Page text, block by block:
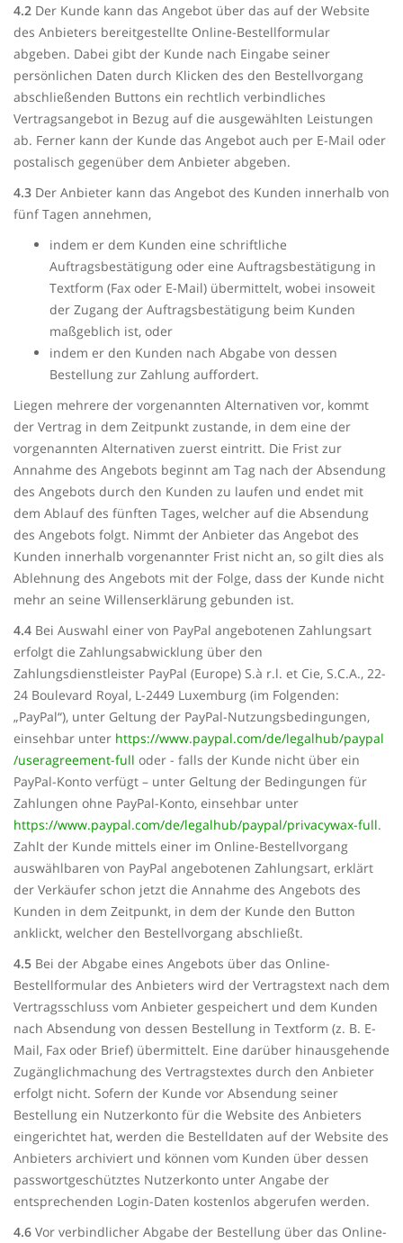
4.2 Der Kunde kann das Angebot über das auf der Website
des Anbieters bereitgestellte Online-Bestellformular
abgeben. Dabei gibt der Kunde nach Eingabe seiner
persönlichen Daten durch Klicken des den Bestellvorgang
abschließenden Buttons ein rechtlich verbindliches
Vertragsangebot in Bezug auf die ausgewählten Leistungen
ab. Ferner kann der Kunde das Angebot auch per E-Mail oder
postalisch gegenüber dem Anbieter abgeben.
4.3 Der Anbieter kann das Angebot des Kunden innerhalb von
fünf Tagen annehmen,
indem er dem Kunden eine schriftliche
Auftragsbestätigung oder eine Auftragsbestätigung in
Textform (Fax oder E-Mail) übermittelt, wobei insoweit
der Zugang der Auftragsbestätigung beim Kunden
maßgeblich ist, oder
indem er den Kunden nach Abgabe von dessen
Bestellung zur Zahlung auffordert.
Liegen mehrere der vorgenannten Alternativen vor, kommt
der Vertrag in dem Zeitpunkt zustande, in dem eine der
vorgenannten Alternativen zuerst eintritt. Die Frist zur
Annahme des Angebots beginnt am Tag nach der Absendung
des Angebots durch den Kunden zu laufen und endet mit
dem Ablauf des fünften Tages, welcher auf die Absendung
des Angebots folgt. Nimmt der Anbieter das Angebot des
Kunden innerhalb vorgenannter Frist nicht an, so gilt dies als
Ablehnung des Angebots mit der Folge, dass der Kunde nicht
mehr an seine Willenserklärung gebunden ist.
4.4 Bei Auswahl einer von PayPal angebotenen Zahlungsart
erfolgt die Zahlungsabwicklung über den
Zahlungsdienstleister PayPal (Europe) S.à r.l. et Cie, S.C.A., 22-
24 Boulevard Royal, L-2449 Luxemburg (im Folgenden:
„PayPal“), unter Geltung der PayPal-Nutzungsbedingungen,
einsehbar unter https://www.paypal.com/de/legalhub/paypal
/useragreement-full oder - falls der Kunde nicht über ein
PayPal-Konto verfügt – unter Geltung der Bedingungen für
Zahlungen ohne PayPal-Konto, einsehbar unter
https://www.paypal.com/de/legalhub/paypal/privacywax-full.
Zahlt der Kunde mittels einer im Online-Bestellvorgang
auswählbaren von PayPal angebotenen Zahlungsart, erklärt
der Verkäufer schon jetzt die Annahme des Angebots des
Kunden in dem Zeitpunkt, in dem der Kunde den Button
anklickt, welcher den Bestellvorgang abschließt.
4.5 Bei der Abgabe eines Angebots über das Online-
Bestellformular des Anbieters wird der Vertragstext nach dem
Vertragsschluss vom Anbieter gespeichert und dem Kunden
nach Absendung von dessen Bestellung in Textform (z. B. E-
Mail, Fax oder Brief) übermittelt. Eine darüber hinausgehende
Zugänglichmachung des Vertragstextes durch den Anbieter
erfolgt nicht. Sofern der Kunde vor Absendung seiner
Bestellung ein Nutzerkonto für die Website des Anbieters
eingerichtet hat, werden die Bestelldaten auf der Website des
Anbieters archiviert und können vom Kunden über dessen
passwortgeschütztes Nutzerkonto unter Angabe der
entsprechenden Login-Daten kostenlos abgerufen werden.
4.6 Vor verbindlicher Abgabe der Bestellung über das Online-